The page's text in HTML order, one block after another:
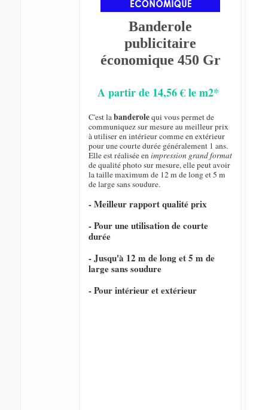
Banderole
publicitaire
économique 450 Gr
A partir de 14,56 € le m2*
C'est labanderolequi vous permet de
communiquez sur mesure au meilleur prix
à utiliser en intérieur comme en extérieur
pour une courte durée généralement 1 ans.
Elle est réalisée enimpression grand format
de qualité photo sur mesure, elle peut avoir
la taille maximum de 12 m de long et 5 m
de large sans soudure.
- Meilleur rapport qualité prix
- Pour une utilisation de courte
durée
- Jusqu'à 12 m de long et 5 m de
large sans soudure
- Pour intérieur et extérieur